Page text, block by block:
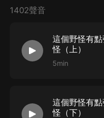
1402聲音
這個野怪有
怪（上）
5min
這個野怪有
怪（下）